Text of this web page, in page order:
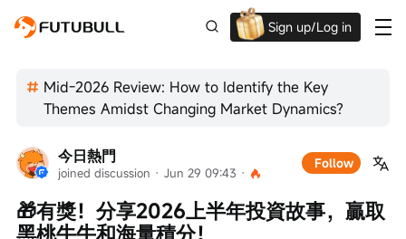
Sign up/Log in
Up to $1,600 Welcome Rewards!
Mid-2026 Review: How to Identify the Key
Themes Amidst Changing Market Dynamics?
今日熱門
joined discussion · Jun 29 09:43 ·
Follow
🎁有獎！分享2026上半年投資故事，贏取
黑桃牛牛和海量積分！